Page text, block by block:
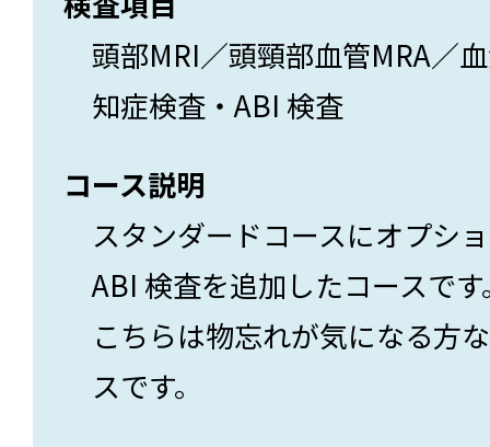
頭部MRI／頭頸部血管MRA／
知症検査・ABI 検査
コース説明
スタンダードコースにオプシ
ABI 検査を追加したコースです
こちらは物忘れが気になる方
スです。